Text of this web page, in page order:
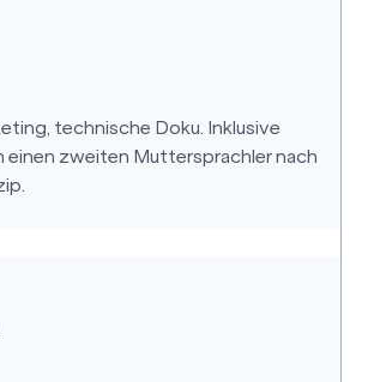
technische Doku. Inklusive
einen zweiten Muttersprachler nach